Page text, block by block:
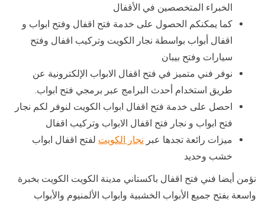
الخبراء المتخصصين في الأقفال
كما يمكنكم الحصول على خدمة فتح اقفال وفتح ابواب و
اقفال أبواب بواسطة نجار الكويت وتركيب اقفال وفتح
سيارات وفتح بيبان
نوفر فني متميز في فتح اقفال الابواب الإلكترونية عن
طريق استخدام أحدث البرامج عبر برمجي فتح ابواب.
احصل على خدمة فتح اقفال ابواب الكويت لنوفر لكم نجار
فتح ابواب و نجار فتح اقفال الابواب وتركيب اقفال
ميزات رائعة تجدها عبر نجار الكويت لفتح اقفال ابواب
خشب وحديد
نؤمن أيضا فني فتح اقفال باكستاني مدينة الكويت الكويت بخبرة
واسعة بفتح جميع الأبواب الخشبية وابواب الألمنيوم والأبواب